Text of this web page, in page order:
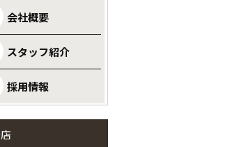
会社概要
スタッフ紹介
採用情報